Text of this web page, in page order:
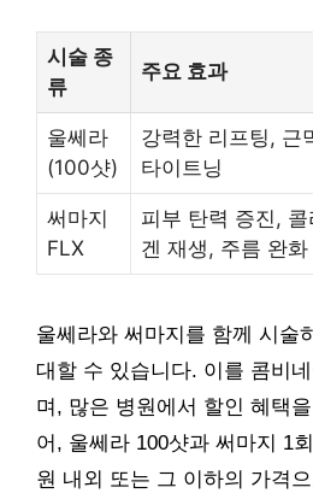
시술 종
류
주요 효과
울쎄라
(100샷)
강력한 리프팅, 근
타이트닝
써마지
FLX
피부 탄력 증진, 콜
겐 재생, 주름 완화
울쎄라와 써마지를 함께 시술
대할 수 있습니다. 이를 콤비
며, 많은 병원에서 할인 혜택
어, 울쎄라 100샷과 써마지 1
원 내외 또는 그 이하의 가격